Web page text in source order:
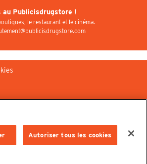
au Publicisdrugstore !
le restaurant et le cinéma.
Autoriser tous les cookies